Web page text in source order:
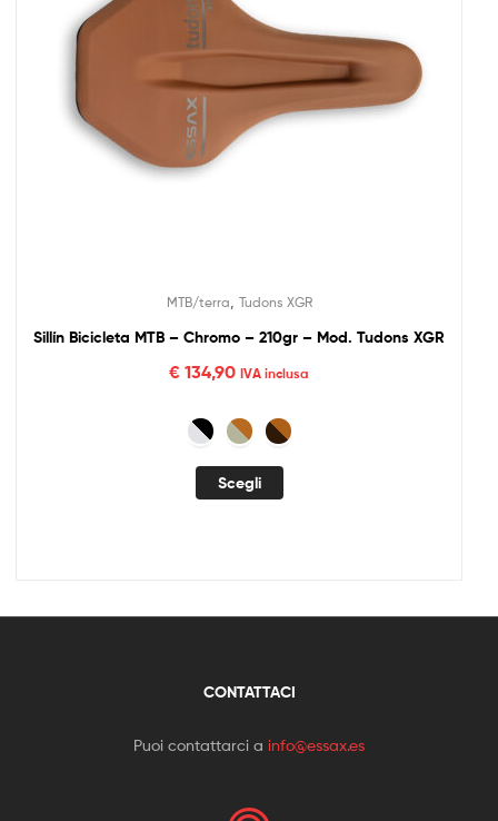
MTB/terra Tudons XGR
Sillín Bicicleta MTB – Chromo – 210gr – Mod. Tudons XGR
€ 134,90 IVA inclusa
Scegli
CONTATTACI
Puoi contattarci a info@essax.es